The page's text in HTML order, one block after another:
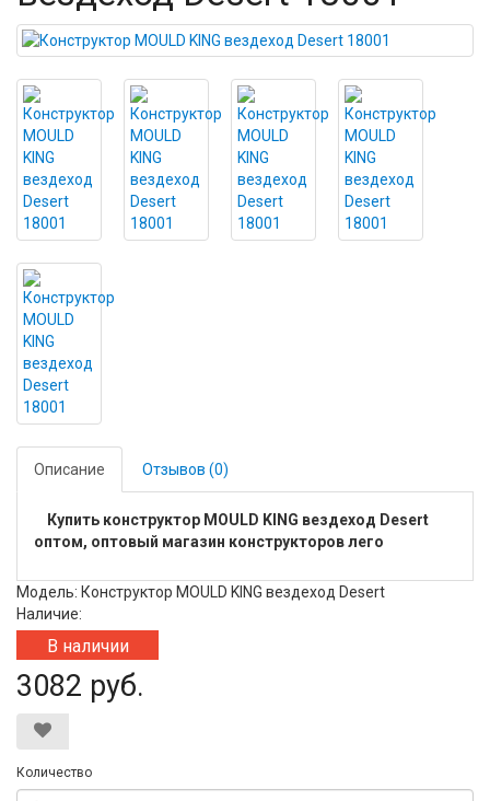
Описание Отзывов (0)
Купить конструктор MOULD KING вездеход Desert
оптом, оптовый магазин конструкторов лего
Модель: Конструктор MOULD KING вездеход Desert
Наличие:
В наличии
3082 руб.
Количество